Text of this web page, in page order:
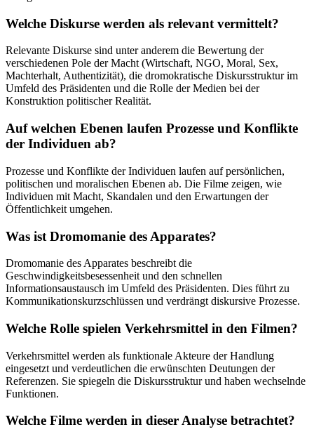
Welche Diskurse werden als relevant vermittelt?
Relevante Diskurse sind unter anderem die Bewertung der
verschiedenen Pole der Macht (Wirtschaft, NGO, Moral, Sex,
Machterhalt, Authentizität), die dromokratische Diskursstruktur im
Umfeld des Präsidenten und die Rolle der Medien bei der
Konstruktion politischer Realität.
Auf welchen Ebenen laufen Prozesse und Konflikte
der Individuen ab?
Prozesse und Konflikte der Individuen laufen auf persönlichen,
politischen und moralischen Ebenen ab. Die Filme zeigen, wie
Individuen mit Macht, Skandalen und den Erwartungen der
Öffentlichkeit umgehen.
Was ist Dromomanie des Apparates?
Dromomanie des Apparates beschreibt die
Geschwindigkeitsbesessenheit und den schnellen
Informationsaustausch im Umfeld des Präsidenten. Dies führt zu
Kommunikationskurzschlüssen und verdrängt diskursive Prozesse.
Welche Rolle spielen Verkehrsmittel in den Filmen?
Verkehrsmittel werden als funktionale Akteure der Handlung
eingesetzt und verdeutlichen die erwünschten Deutungen der
Referenzen. Sie spiegeln die Diskursstruktur und haben wechselnde
Funktionen.
Welche Filme werden in dieser Analyse betrachtet?